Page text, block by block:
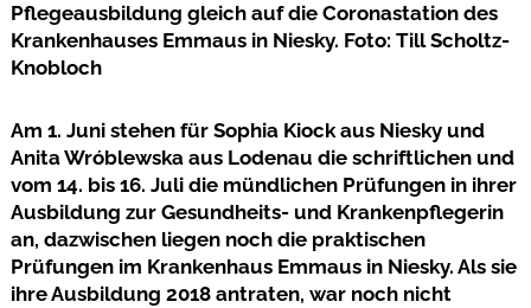
Pflegeausbildung gleich auf die Coronastation des
Krankenhauses Emmaus in Niesky. Foto: Till Scholtz-
Knobloch
Am 1. Juni stehen für Sophia Kiock aus Niesky und
Anita Wróblewska aus Lodenau die schriftlichen und
vom 14. bis 16. Juli die mündlichen Prüfungen in ihrer
Ausbildung zur Gesundheits- und Krankenpflegerin
an, dazwischen liegen noch die praktischen
Prüfungen im Krankenhaus Emmaus in Niesky. Als sie
ihre Ausbildung 2018 antraten, war noch nicht